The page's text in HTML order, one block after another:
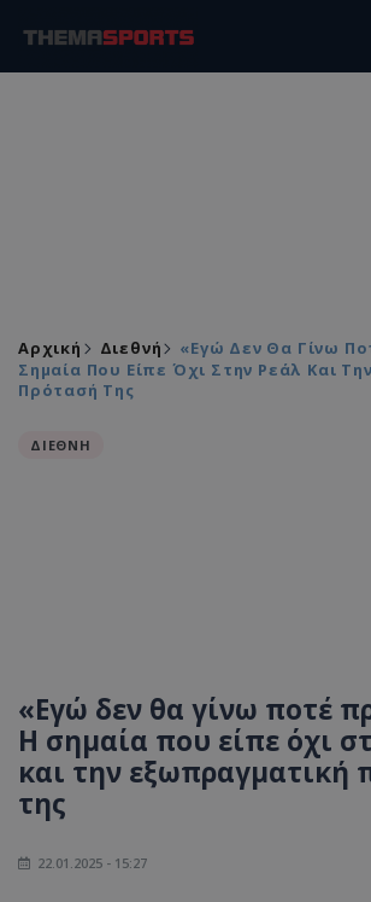
Αρχική Διεθνή
«Εγώ Δεν Θα Γίνω
Σημαία Που Είπε Όχι Στην Ρεάλ Και
Πρότασή Της
ΔΙΕΘΝΗ
«Εγώ δεν θα γίνω ποτέ
Η σημαία που είπε όχι
και την εξωπραγματική
της
22.01.2025 - 15:27